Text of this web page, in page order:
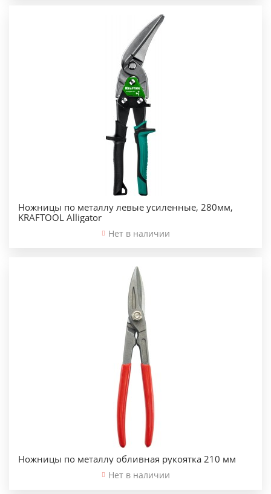
Ножницы по металлу левые усиленные, 280мм,
KRAFTOOL Alligator
Нет в наличии
Ножницы по металлу обливная рукоятка 210 мм
Нет в наличии